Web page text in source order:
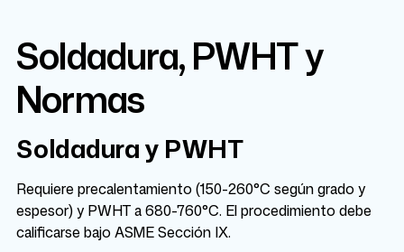
Soldadura, PWHT y
Normas
Soldadura y PWHT
Requiere precalentamiento (150-260°C según grado y
espesor) y PWHT a 680-760°C. El procedimiento debe
calificarse bajo ASME Sección IX.